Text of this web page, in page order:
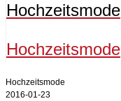
Hochzeitsmode
Hochzeitsmode
Hochzeitsmode
2016-01-23